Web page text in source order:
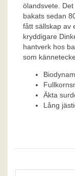
ölandsvete.
bakats sedan
fått sällskap av
kryddigare
hantverk hos
som
Äkta
Lång